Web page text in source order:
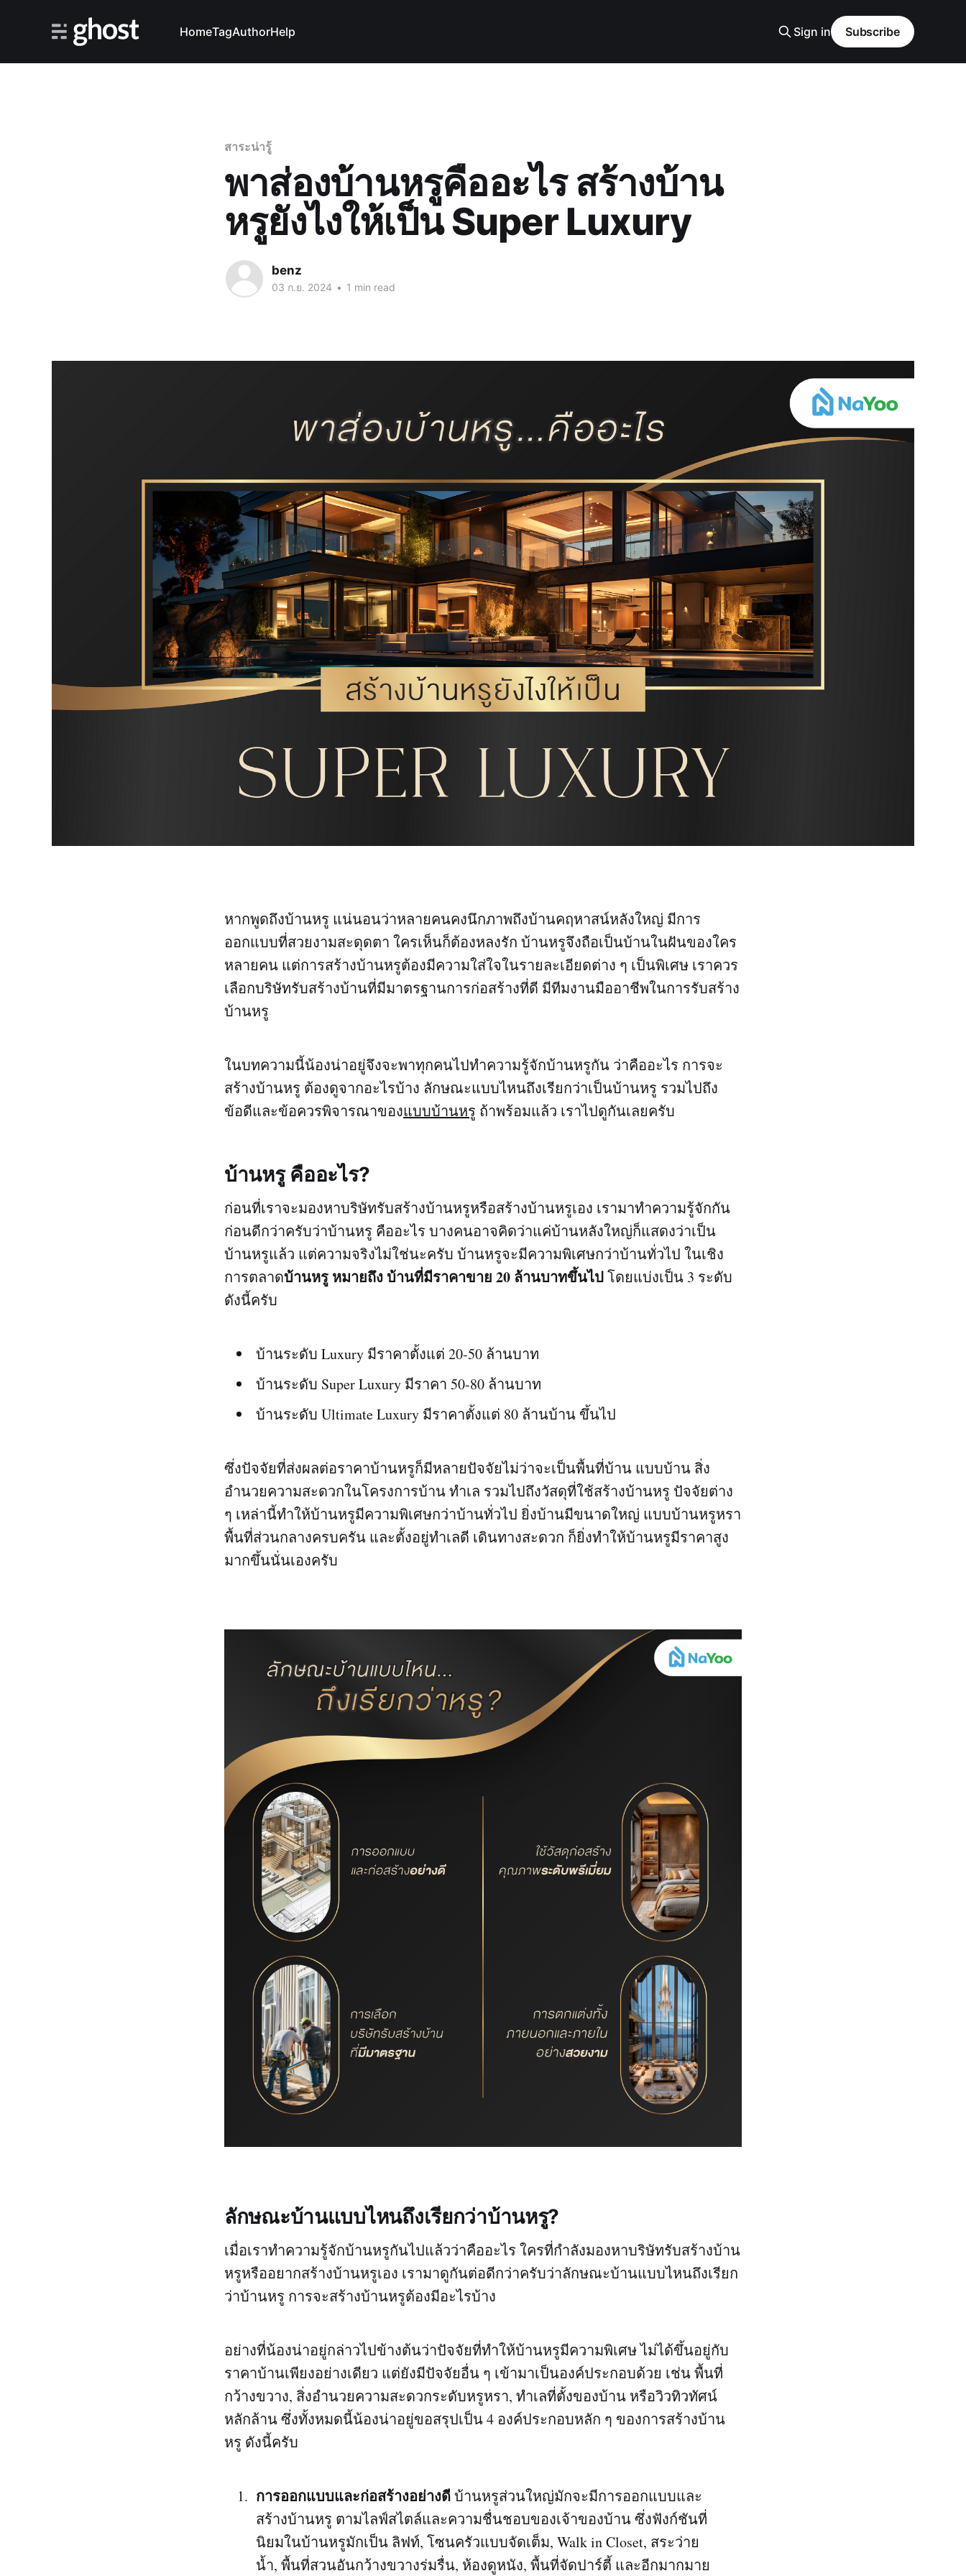
HomeTagAuthorHelp Sign in Subscribe
สาระน่ารู้
พาส่องบ้านหรูคืออะไร สร้างบ้าน
หรูยังไงให้เป็น Super Luxury
benz
03 ก.ย. 2024 • 1 min read
หากพูดถึงบ้านหรู แน่นอนว่าหลายคนคงนึกภาพถึงบ้านคฤหาสน์หลังใหญ่ มีการ
ออกแบบที่สวยงามสะดุดตา ใครเห็นก็ต้องหลงรัก บ้านหรูจึงถือเป็นบ้านในฝันของใคร
หลายคน แต่การสร้างบ้านหรูต้องมีความใส่ใจในรายละเอียดต่าง ๆ เป็นพิเศษ เราควร
เลือกบริษัทรับสร้างบ้านที่มีมาตรฐานการก่อสร้างที่ดี มีทีมงานมืออาชีพในการรับสร้าง
บ้านหรู
ในบทความนี้น้องน่าอยู่จึงจะพาทุกคนไปทำความรู้จักบ้านหรูกัน ว่าคืออะไร การจะ
สร้างบ้านหรู ต้องดูจากอะไรบ้าง ลักษณะแบบไหนถึงเรียกว่าเป็นบ้านหรู รวมไปถึง
ข้อดีและข้อควรพิจารณาของแบบบ้านหรู ถ้าพร้อมแล้ว เราไปดูกันเลยครับ
บ้านหรู คืออะไร?
ก่อนที่เราจะมองหาบริษัทรับสร้างบ้านหรูหรือสร้างบ้านหรูเอง เรามาทำความรู้จักกัน
ก่อนดีกว่าครับว่าบ้านหรู คืออะไร บางคนอาจคิดว่าแค่บ้านหลังใหญ่ก็แสดงว่าเป็น
บ้านหรูแล้ว แต่ความจริงไม่ใช่นะครับ บ้านหรูจะมีความพิเศษกว่าบ้านทั่วไป ในเชิง
การตลาดบ้านหรู หมายถึง บ้านที่มีราคาขาย 20 ล้านบาทขึ้นไปโดยแบ่งเป็น 3 ระดับ
ดังนี้ครับ
บ้านระดับ Luxury มีราคาตั้งแต่ 20-50 ล้านบาท
บ้านระดับ Super Luxury มีราคา 50-80 ล้านบาท
บ้านระดับ Ultimate Luxury มีราคาตั้งแต่ 80 ล้านบ้าน ขึ้นไป
ซึ่งปัจจัยที่ส่งผลต่อราคาบ้านหรูก็มีหลายปัจจัยไม่ว่าจะเป็นพื้นที่บ้าน แบบบ้าน สิ่ง
อำนวยความสะดวกในโครงการบ้าน ทำเล รวมไปถึงวัสดุที่ใช้สร้างบ้านหรู ปัจจัยต่าง
ๆ เหล่านี้ทำให้บ้านหรูมีความพิเศษกว่าบ้านทั่วไป ยิ่งบ้านมีขนาดใหญ่ แบบบ้านหรูหรา
พื้นที่ส่วนกลางครบครัน และตั้งอยู่ทำเลดี เดินทางสะดวก ก็ยิ่งทำให้บ้านหรูมีราคาสูง
มากขึ้นนั่นเองครับ
ลักษณะบ้านแบบไหนถึงเรียกว่าบ้านหรู?
เมื่อเราทำความรู้จักบ้านหรูกันไปแล้วว่าคืออะไร ใครที่กำลังมองหาบริษัทรับสร้างบ้าน
หรูหรืออยากสร้างบ้านหรูเอง เรามาดูกันต่อดีกว่าครับว่าลักษณะบ้านแบบไหนถึงเรียก
ว่าบ้านหรู การจะสร้างบ้านหรูต้องมีอะไรบ้าง
อย่างที่น้องน่าอยู่กล่าวไปข้างต้นว่าปัจจัยที่ทำให้บ้านหรูมีความพิเศษ ไม่ได้ขึ้นอยู่กับ
ราคาบ้านเพียงอย่างเดียว แต่ยังมีปัจจัยอื่น ๆ เข้ามาเป็นองค์ประกอบด้วย เช่น พื้นที่
กว้างขวาง, สิ่งอำนวยความสะดวกระดับหรูหรา, ทำเลที่ตั้งของบ้าน หรือวิวทิวทัศน์
หลักล้าน ซึ่งทั้งหมดนี้น้องน่าอยู่ขอสรุปเป็น 4 องค์ประกอบหลัก ๆ ของการสร้างบ้าน
หรู ดังนี้ครับ
การออกแบบและก่อสร้างอย่างดีบ้านหรูส่วนใหญ่มักจะมีการออกแบบและ
สร้างบ้านหรู ตามไลฟ์สไตล์และความชื่นชอบของเจ้าของบ้าน ซึ่งฟังก์ชันที่
นิยมในบ้านหรูมักเป็น ลิฟท์, โซนครัวแบบจัดเต็ม, Walk in Closet, สระว่าย
น้ำ, พื้นที่สวนอันกว้างขวางร่มรื่น, ห้องดูหนัง, พื้นที่จัดปาร์ตี้ และอีกมากมาย